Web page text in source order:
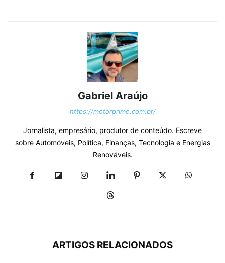
Gabriel Araújo
https://motorprime.com.br/
Jornalista, empresário, produtor de conteúdo. Escreve
sobre Automóveis, Política, Finanças, Tecnologia e Energias
Renováveis.
ARTIGOS RELACIONADOS